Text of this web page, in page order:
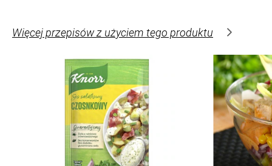
Więcej przepisów z użyciem tego produktu